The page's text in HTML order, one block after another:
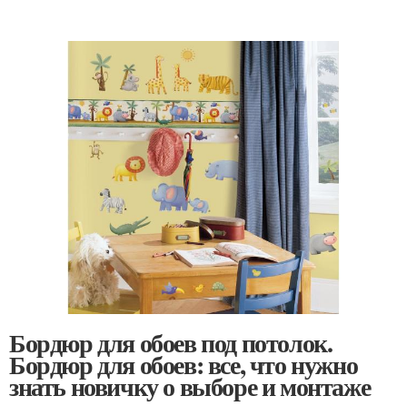
Бордюр для обоев под потолок.
Бордюр для обоев: все, что нужно
знать новичку о выборе и монтаже